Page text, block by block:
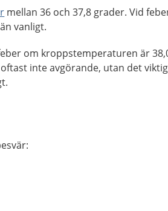
mellan 36 och 37,8 grader. Vid
vanligt.
om kroppstemperaturen är
inte avgörande, utan det